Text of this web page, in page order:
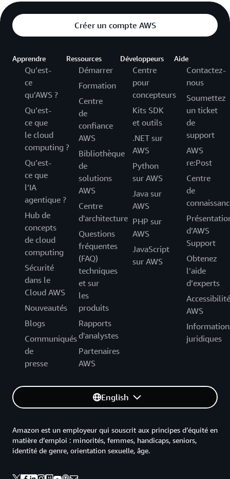
Créer un compte AWS
Apprendre
Qu’est-
ce
qu’AWS ?
Qu’est-
ce que
le cloud
computing ?
Qu’est-
ce que
l’IA
agentique ?
Hub de
concepts
de cloud
computing
Sécurité
dans le
Cloud AWS
Nouveautés
Blogs
Communiqués
de
presse
Ressources
Démarrer
Formation
Centre
de
confiance
AWS
Bibliothèque
de
solutions
AWS
Centre
d'architecture
Questions
fréquentes
(FAQ)
techniques
et sur
les
produits
Rapports
d'analystes
Partenaires
AWS
Développeurs
Centre
pour
concepteurs
Kits SDK
et outils
.NET sur
AWS
Python
sur AWS
Java sur
AWS
PHP sur
AWS
JavaScript
sur AWS
Aide
Contactez-
nous
Soumettez
un ticket
de
support
AWS
re:Post
Centre
de
d’AWS
Support
Obtenez
l’aide
d’experts
Accessibilité
AWS
juridiques
English
Amazon est un employeur qui souscrit aux principes d’équité en
matière d’emploi : minorités, femmes, handicaps, seniors,
identité de genre, orientation sexuelle, âge.